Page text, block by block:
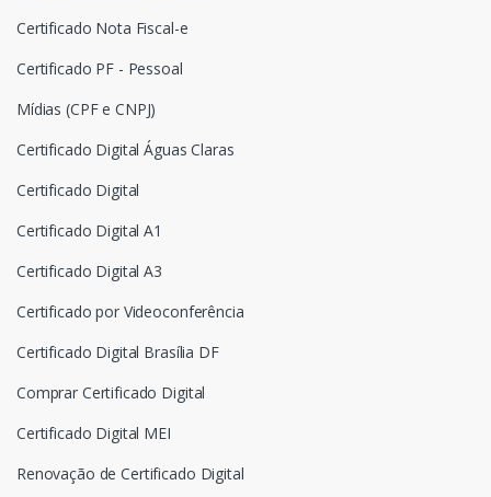
Certificado Nota Fiscal-e
Certificado PF - Pessoal
Mídias (CPF e CNPJ)
Certificado Digital Águas Claras
Certificado Digital
Certificado Digital A1
Certificado Digital A3
Certificado por Videoconferência
Certificado Digital Brasília DF
Comprar Certificado Digital
Certificado Digital MEI
Renovação de Certificado Digital